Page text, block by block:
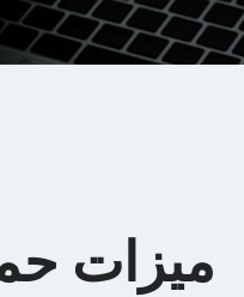
ميزات